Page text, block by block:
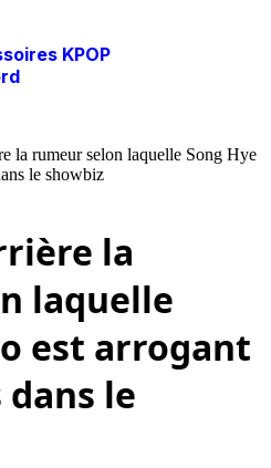
KPOP
la rumeur selon laquelle Song Hye
le showbiz
la
laquelle
est arrogant
le